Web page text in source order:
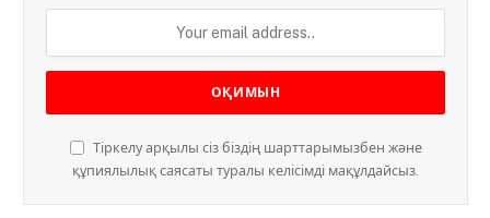
Тіркелу арқылы сіз біздің шарттарымызбен және
құпиялылық саясаты туралы келісімді мақұлдайсыз.